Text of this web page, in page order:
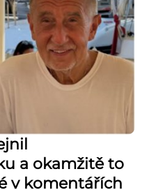
a okamžitě to
v komentářích